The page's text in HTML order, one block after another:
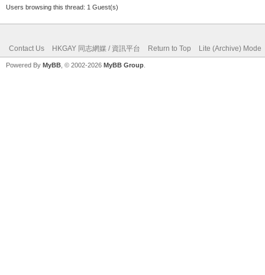
Users browsing this thread: 1 Guest(s)
Contact Us HKGAY 同志網媒 / 資訊平台 Return to Top Lite (Archive) Mode
Powered By MyBB , © 2002-2026 MyBB Group